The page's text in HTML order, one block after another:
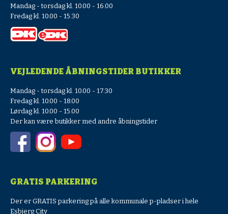
Mandag - torsdag kl. 10.00 - 16.00
Fredag kl. 10.00 - 15.30
VEJLEDENDE ÅBNINGSTIDER BUTIKKER
Mandag - torsdag kl. 10.00 - 17.30
Fredag kl. 10.00 - 18.00
Lørdag kl. 10.00 - 15.00
Der kan være butikker med andre åbningstider
GRATIS PARKERING
Der er GRATIS parkering på alle kommunale p-pladser i hele
Esbjerg City